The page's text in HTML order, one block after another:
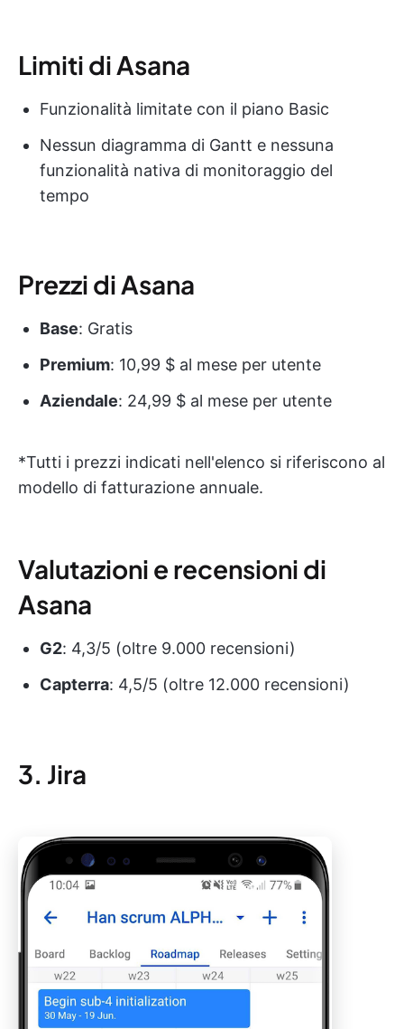
Limiti di Asana
Funzionalità limitate con il piano Basic
Nessun diagramma di Gantt e nessuna
funzionalità nativa di monitoraggio del
tempo
Prezzi di Asana
Base: Gratis
Premium: 10,99 $ al mese per utente
Aziendale: 24,99 $ al mese per utente
*Tutti i prezzi indicati nell'elenco si riferiscono al
modello di fatturazione annuale.
Valutazioni e recensioni di
Asana
G2: 4,3/5 (oltre 9.000 recensioni)
Capterra: 4,5/5 (oltre 12.000 recensioni)
3. Jira